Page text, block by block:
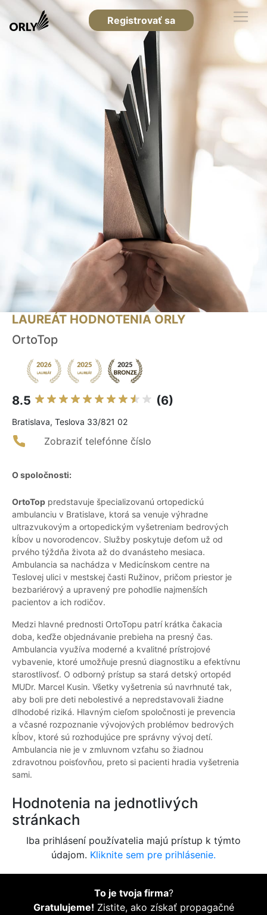
Registrovať sa
LAUREÁT HODNOTENIA ORLY
OrtoTop
8.5 (6)
Bratislava, Teslova 33/821 02
Zobraziť telefónne číslo
O spoločnosti:
OrtoTop predstavuje špecializovanú ortopedickú
ambulanciu v Bratislave, ktorá sa venuje výhradne
ultrazvukovým a ortopedickým vyšetreniam bedrových
kĺbov u novorodencov. Služby poskytuje deťom už od
prvého týždňa života až do dvanásteho mesiaca.
Ambulancia sa nachádza v Medicínskom centre na
Teslovej ulici v mestskej časti Ružinov, pričom priestor je
bezbariérový a upravený pre pohodlie najmenších
pacientov a ich rodičov.
Medzi hlavné prednosti OrtoTopu patrí krátka čakacia
doba, keďže objednávanie prebieha na presný čas.
Ambulancia využíva moderné a kvalitné prístrojové
vybavenie, ktoré umožňuje presnú diagnostiku a efektívnu
starostlivosť. O odborný prístup sa stará detský ortopéd
MUDr. Marcel Kusin. Všetky vyšetrenia sú navrhnuté tak,
aby boli pre deti nebolestivé a nepredstavovali žiadne
dlhodobé riziká. Hlavným cieľom spoločnosti je prevencia
a včasné rozpoznanie vývojových problémov bedrových
kĺbov, ktoré sú rozhodujúce pre správny vývoj detí.
Ambulancia nie je v zmluvnom vzťahu so žiadnou
zdravotnou poisťovňou, preto si pacienti hradia vyšetrenia
sami.
Hodnotenia na jednotlivých
stránkach
Iba prihlásení používatelia majú prístup k týmto
údajom. Kliknite sem pre prihlásenie.
To je tvoja firma?
Gratulujeme! Zistite, ako získať propagačné